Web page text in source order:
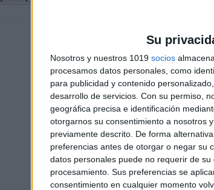
Su
Nosotros y nuestros 1019 socios
procesamos datos personales, como
para publicidad y contenido
desarrollo de servicios. Con su permiso,
geográfica precisa e identificación
otorgarnos su consentimiento a nosotros
previamente descrito. De forma
preferencias antes de otorgar o negar su
datos personales puede no requerir de
procesamiento. Sus preferencias se
consentimiento en cualquier momento